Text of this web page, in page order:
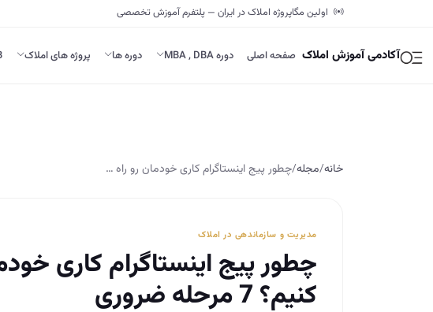
اولین مگاپروژه املاک در ایران — پلتفرم آموزش تخصصی
آکادمی آموزش املاک صفحه اصلی دوره MBA , DBA دوره ها پروژه های املاک
خانه/مجله/چطور پیج اینستاگرام کاری خودمان رو راه …
مدیریت و سازماندهی در املاک
چطور پیج اینستاگرام کاری
کنیم؟ 7 مرحله ضروری